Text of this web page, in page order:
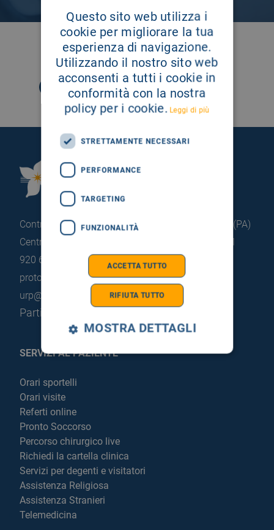
SEGUICI SU
Fondazione Istituto
Contrada Pietrapollastra - Pisciotto 90015 Cefalù (PA)
Centralino: +39 0921 920 111
Portineria: +39 0921
920 663
protocollo@pec.hsrgiglio.it info@hsrgiglio.it
urp@hsrgiglio.it
Partita IVA: 05205490823
SERVIZI AL PAZIENTE
Orari sportelli
Orari visite
Referti online
Pronto Soccorso
Percorso chirurgico live
Richiedi la cartella clinica
Servizi per degenti e visitatori
Assistenza Religiosa
Assistenza Stranieri
Telemedicina
Questo sito web utilizza i
cookie per migliorare la tua
esperienza di navigazione.
Utilizzando il nostro sito web
acconsenti a tutti i cookie in
conformità con la nostra
policy per i cookie. Leggi di più
STRETTAMENTE NECESSARI
PERFORMANCE
TARGETING
FUNZIONALITÀ
ACCETTA TUTTO
RIFIUTA TUTTO
MOSTRA DETTAGLI